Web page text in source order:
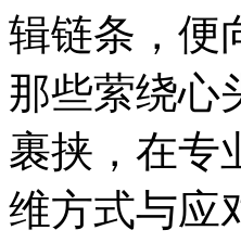
辑链条，便
那些萦绕心
裹挟，在专
维方式与应